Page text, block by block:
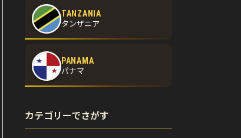
TANZANIA
タンザニア
PANAMA
パナマ
カテゴリーでさがす